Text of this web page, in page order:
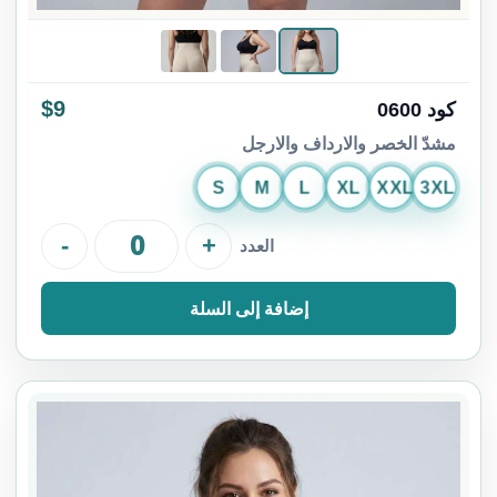
كود 0600 $9
مشدّ الخصر والارداف والارجل
S M L XL XXL 3XL
العدد - +
إضافة إلى السلة